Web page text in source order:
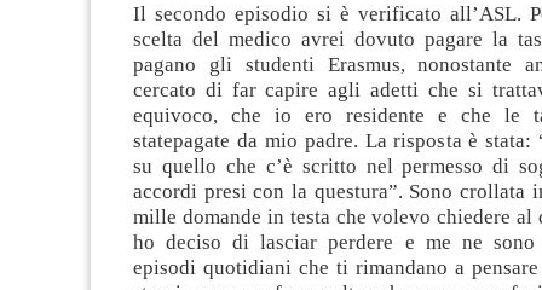
Il secondo episodio si è verificato all’ASL.
scelta del medico avrei dovuto pagare la
pagano gli studenti Erasmus, nonostante
cercato di far capire agli adetti che si
equivoco, che io ero residente e che le
statepagate da mio padre. La risposta è stata:
su quello che c’è scritto nel permesso di
accordi presi con la questura”. Sono crollata
mille domande in testa che volevo chiedere al
ho deciso di lasciar perdere e me ne sono
episodi quotidiani che ti rimandano a